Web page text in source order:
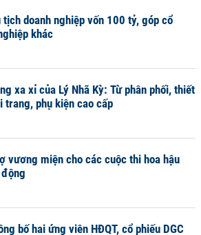
tịch doanh nghiệp vốn 100 tỷ, góp cổ
khác
xa xỉ của Lý Nhã Kỳ: Từ phân phối, thiết
phụ kiện cao cấp
vương miện cho các cuộc thi hoa hậu
bố hai ứng viên HĐQT, cổ phiếu DGC